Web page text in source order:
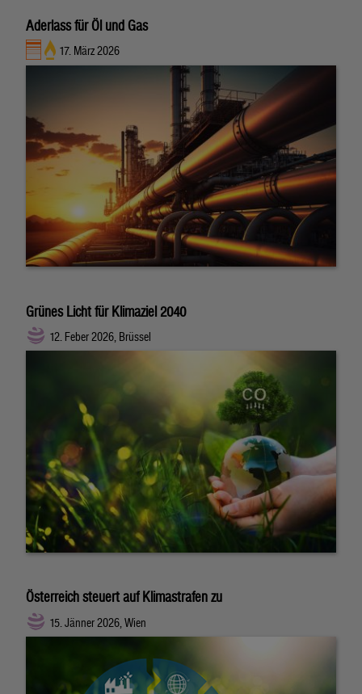
Aderlass für Öl und Gas
17. März 2026
Grünes Licht für Klimaziel 2040
12. Feber 2026, Brüssel
Österreich steuert auf Klimastrafen zu
15. Jänner 2026, Wien